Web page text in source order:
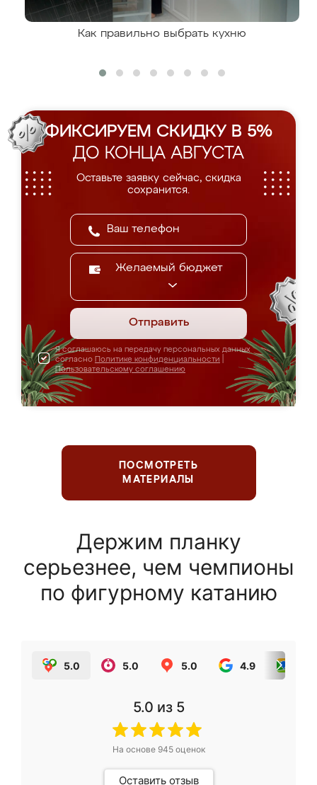
Как правильно выбрать кухню
ФИКСИРУЕМ СКИДКУ В 5%
ДО КОНЦА АВГУСТА
Оставьте заявку сейчас, скидка
сохранится.
Желаемый бюджет
Отправить
Я соглашаюсь на передачу персональных данных
согласно Политике конфиденциальности
Пользовательскому соглашению
ПОСМОТРЕТЬ
МАТЕРИАЛЫ
Держим планку
серьезнее, чем чемпионы
по фигурному катанию
5.0 5.0 5.0 4.9
5.0 из 5
На основе 945оценок
Оставить отзыв